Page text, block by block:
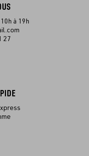
à 19h
27